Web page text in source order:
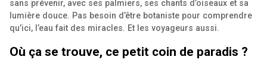
sans prévenir, avec ses palmiers, ses chants d’oiseaux et sa
lumière douce. Pas besoin d’être botaniste pour comprendre
qu’ici, l’eau fait des miracles. Et les voyageurs aussi.
Où ça se trouve, ce petit coin de paradis ?